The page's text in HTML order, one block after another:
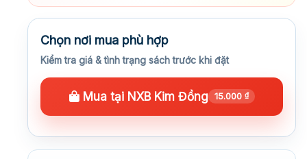
Chọn nơi mua phù hợp
Kiểm tra giá & tình trạng sách trước khi đặt
Mua tại NXB Kim Đồng 15.000 ₫